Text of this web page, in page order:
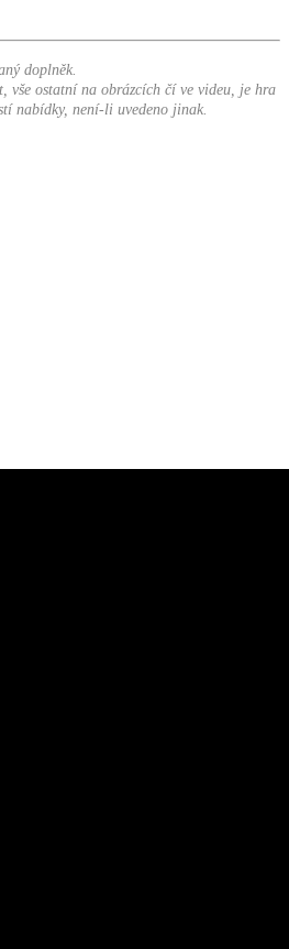
doplněk.
vše ostatní na obrázcích čí ve videu, je hra
nabídky, není-li uvedeno jinak.